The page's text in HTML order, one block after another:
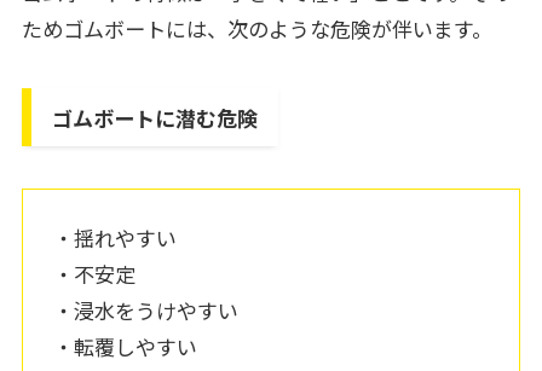
ためゴムボートには、次のような危険が伴います。
ゴムボートに潜む危険
・揺れやすい
・不安定
・浸水をうけやすい
・転覆しやすい